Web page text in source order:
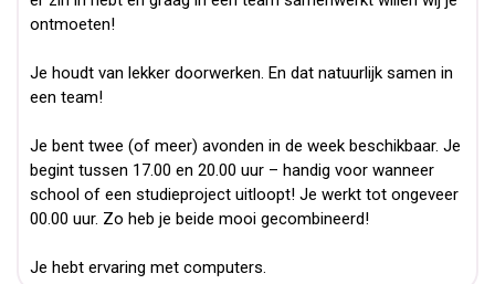
ontmoeten!
Je houdt van lekker doorwerken. En dat natuurlijk samen in
een team!
Je bent twee (of meer) avonden in de week beschikbaar. Je
begint tussen 17.00 en 20.00 uur – handig voor wanneer
school of een studieproject uitloopt! Je werkt tot ongeveer
00.00 uur. Zo heb je beide mooi gecombineerd!
Je hebt ervaring met computers.